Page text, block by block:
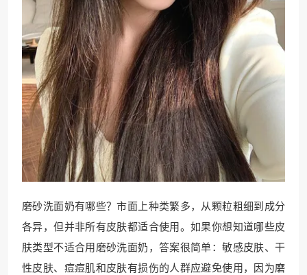
磨砂洗面奶有哪些？市面上种类繁多，从颗粒粗细到成分
各异，但并非所有皮肤都适合使用。如果你想知道哪些皮
肤类型不适合用磨砂洗面奶，答案很简单：敏感皮肤、干
性皮肤、痘痘肌和皮肤有损伤的人群应避免使用，因为磨